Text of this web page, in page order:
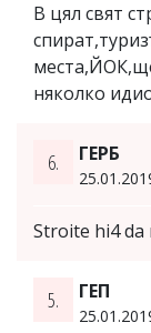
В цял свят
няколко
6. ГЕРБ
Stroite hi4 da
5. ГЕП